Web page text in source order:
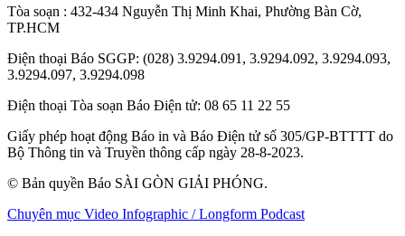
Tòa soạn : 432-434 Nguyễn Thị Minh Khai, Phường Bàn Cờ,
TP.HCM
Điện thoại Báo SGGP: (028) 3.9294.091, 3.9294.092, 3.9294.093,
3.9294.097, 3.9294.098
Điện thoại Tòa soạn Báo Điện tử: 08 65 11 22 55
Giấy phép hoạt động Báo in và Báo Điện tử số 305/GP-BTTTT do
Bộ Thông tin và Truyền thông cấp ngày 28-8-2023.
© Bản quyền Báo SÀI GÒN GIẢI PHÓNG.
Chuyên mục Video Infographic / Longform Podcast